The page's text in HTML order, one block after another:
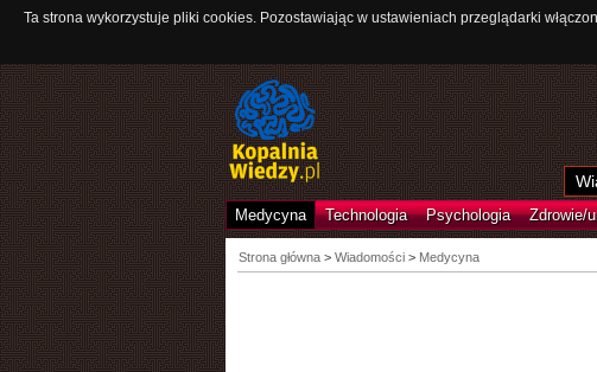
Ta strona wykorzystuje pliki cookies. Pozostawiając w ustawieniach przeglądarki
Medycyna Technologia Psychologia Zdrowie/
Strona główna> Wiadomości > Medycyna